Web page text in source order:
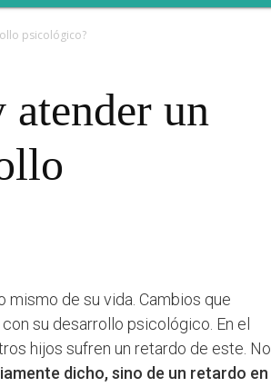
psicológico?
un
de su vida. Cambios que
su desarrollo psicológico. En el
hijos sufren un retardo de este. No
dicho, sino de un retardo en